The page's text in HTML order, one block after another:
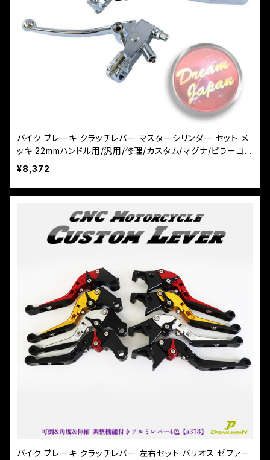
バイク ブレーキ クラッチレバー マスターシリンダー セット メ
ッキ 22mmハンドル用/汎用/修理/カスタム/マグナ/ビラーゴ/
スティード
¥8,372
バイク ブレーキ クラッチレバー 左右セット バリオス ゼファー